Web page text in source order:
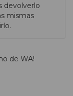
devolverlo
mismas
de WA!